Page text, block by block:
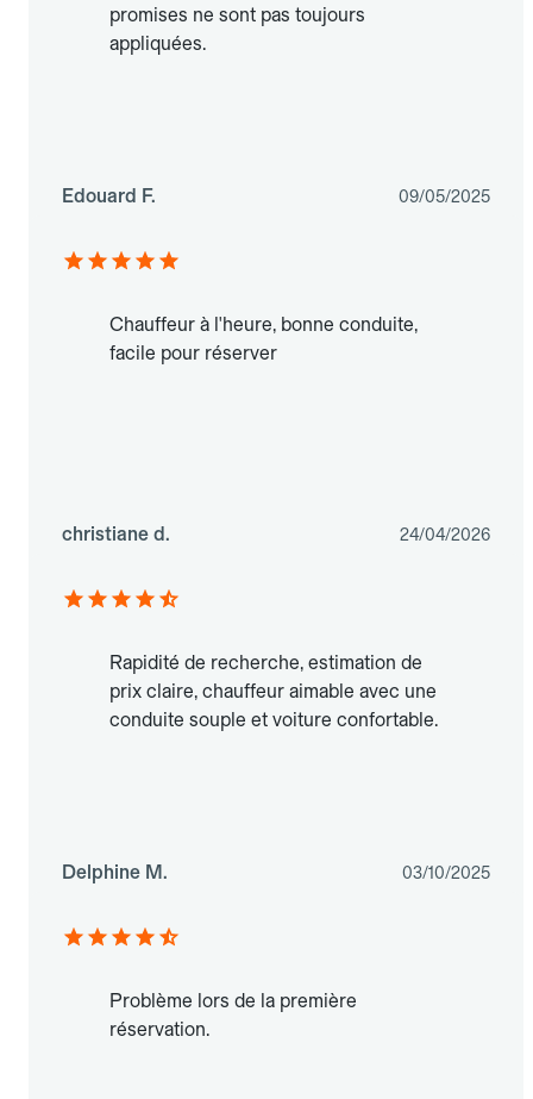
promises ne sont pas toujours
appliquées.
Edouard F. 09/05/2025
Chauffeur à l'heure, bonne conduite,
facile pour réserver
christiane d. 24/04/2026
Rapidité de recherche, estimation de
prix claire, chauffeur aimable avec une
conduite souple et voiture confortable.
Delphine M. 03/10/2025
Problème lors de la première
réservation.